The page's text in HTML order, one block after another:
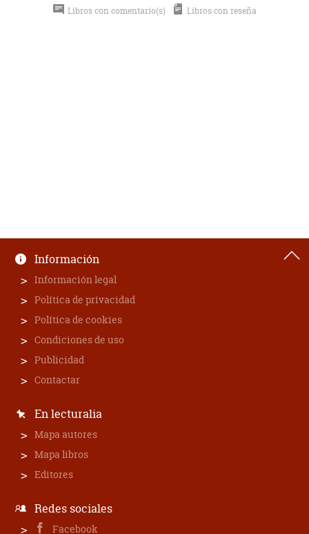
Libros con comentario(s) Libros con reseña
Información
Información legal
Política de privacidad
Política de cookies
Condiciones de uso
Publicidad
Contactar
En lecturalia
Mapa autores
Mapa libros
Editores
Redes sociales
Facebook